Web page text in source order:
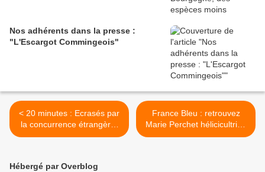
Nos adhérents dans la presse :
"L'Escargot Commingeois"
< 20 minutes : Ecrasés par
la concurrence étrangère,
les escargots français se
France Bleu : retrouvez
Marie Perchet hélicicultrice
drômoise >
Hébergé par Overblog